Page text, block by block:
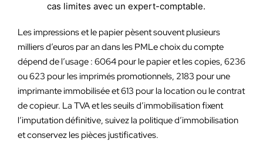
cas limites avec un expert-comptable.
Les impressions et le papier pèsent souvent plusieurs
milliers d’euros par an dans les PMLe choix du compte
dépend de l’usage : 6064 pour le papier et les copies, 6236
ou 623 pour les imprimés promotionnels, 2183 pour une
imprimante immobilisée et 613 pour la location ou le contrat
de copieur. La TVA et les seuils d’immobilisation fixent
l’imputation définitive, suivez la politique d’immobilisation
et conservez les pièces justificatives.